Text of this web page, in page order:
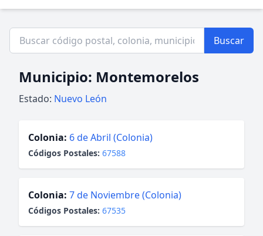
Buscar
Municipio: Montemorelos
Estado: Nuevo León
Colonia: 6 de Abril (Colonia)
Códigos Postales: 67588
Colonia: 7 de Noviembre (Colonia)
Códigos Postales: 67535